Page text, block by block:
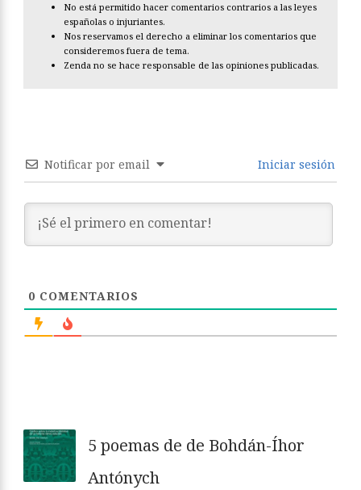
No está permitido hacer comentarios contrarios a las leyes
españolas o injuriantes.
Nos reservamos el derecho a eliminar los comentarios que
consideremos fuera de tema.
Zenda no se hace responsable de las opiniones publicadas.
Notificar por email Iniciar sesión
0 COMENTARIOS
5 poemas de de Bohdán-Íhor
Antónych